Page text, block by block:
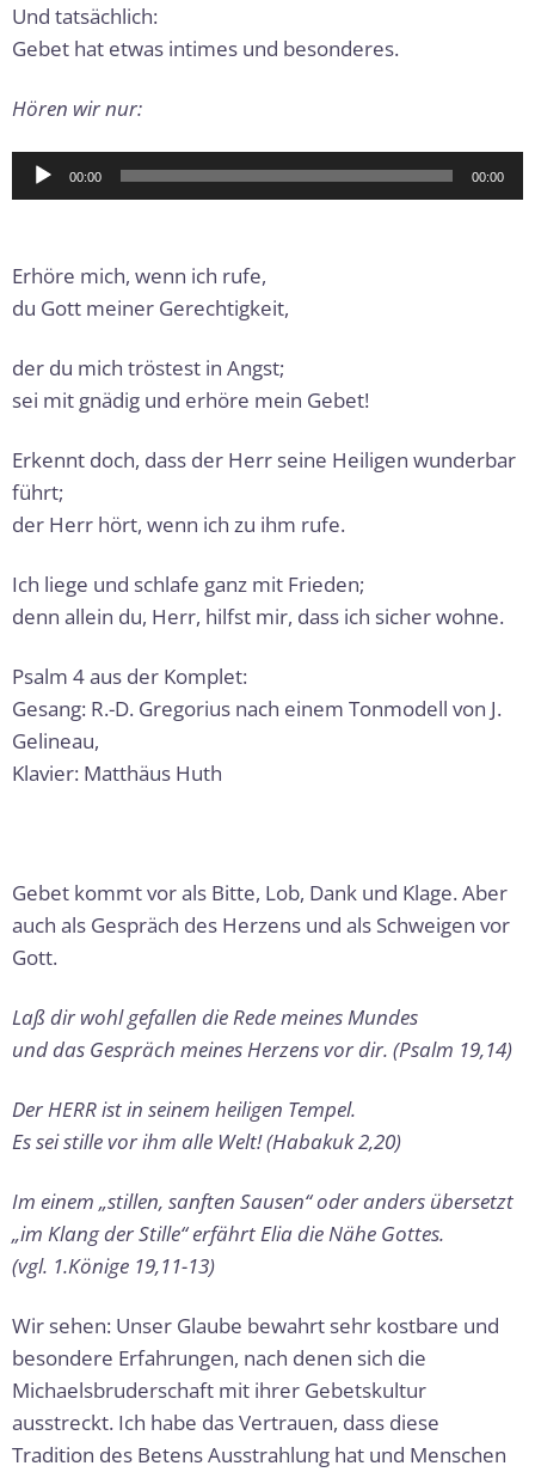
Und tatsächlich:
Gebet hat etwas intimes und besonderes.
Hören wir nur:
Audio-
Player
00:00 00:00
Erhöre mich, wenn ich rufe,
du Gott meiner Gerechtigkeit,
der du mich tröstest in Angst;
sei mit gnädig und erhöre mein Gebet!
Erkennt doch, dass der Herr seine Heiligen wunderbar
führt;
der Herr hört, wenn ich zu ihm rufe.
Ich liege und schlafe ganz mit Frieden;
denn allein du, Herr, hilfst mir, dass ich sicher wohne.
Psalm 4 aus der Komplet:
Gesang: R.-D. Gregorius nach einem Tonmodell von J.
Gelineau,
Klavier: Matthäus Huth
Gebet kommt vor als Bitte, Lob, Dank und Klage. Aber
auch als Gespräch des Herzens und als Schweigen vor
Gott.
Laß dir wohl gefallen die Rede meines Mundes
und das Gespräch meines Herzens vor dir. (Psalm 19,14)
Der HERR ist in seinem heiligen Tempel.
Es sei stille vor ihm alle Welt! (Habakuk 2,20)
Im einem „stillen, sanften Sausen“ oder anders übersetzt
„im Klang der Stille“ erfährt Elia die Nähe Gottes.
(vgl. 1.Könige 19,11-13)
Wir sehen: Unser Glaube bewahrt sehr kostbare und
besondere Erfahrungen, nach denen sich die
Michaelsbruderschaft mit ihrer Gebetskultur
ausstreckt. Ich habe das Vertrauen, dass diese
Tradition des Betens Ausstrahlung hat und Menschen